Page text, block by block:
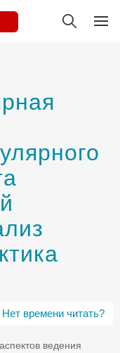
Нет времени читать?
ведения